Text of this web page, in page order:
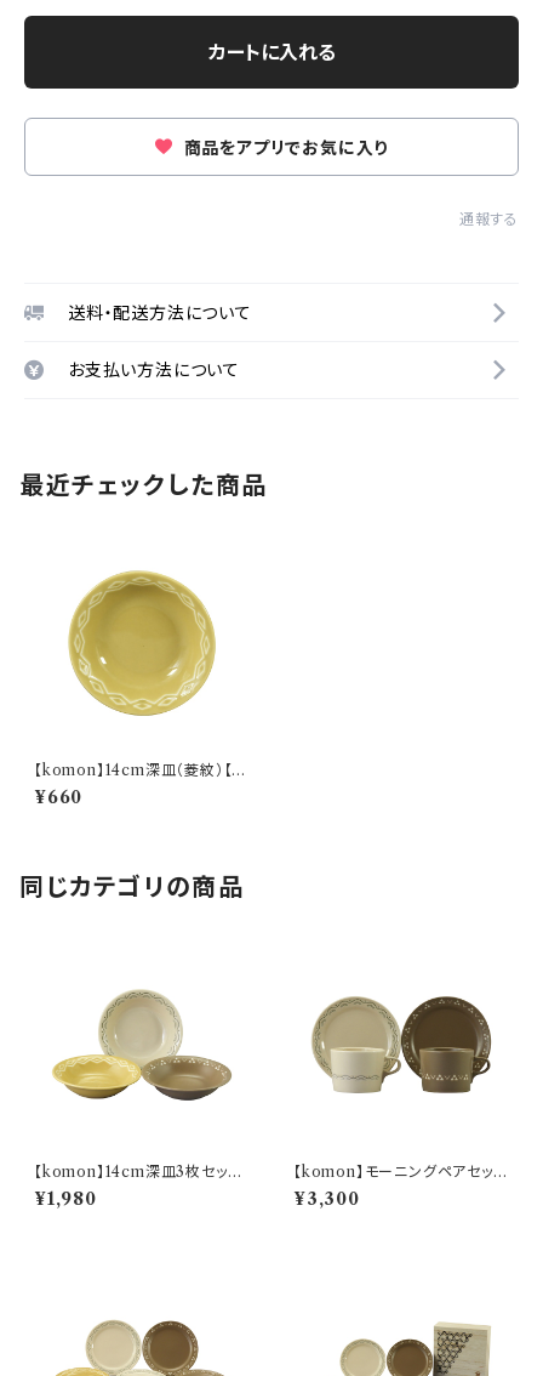
カートに入れる
商品をアプリでお気に入り
通報する
送料・配送方法について
お支払い方法について
最近チェックした商品
【komon】14cm深皿（菱紋）【Y
MK80】
¥660
同じカテゴリの商品
【komon】14cm深皿3枚セット
【YMK80】
¥1,980
【komon】モーニングペアセット
【YMK80】
¥3,300